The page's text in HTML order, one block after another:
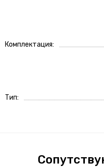
Комплектация
Тип